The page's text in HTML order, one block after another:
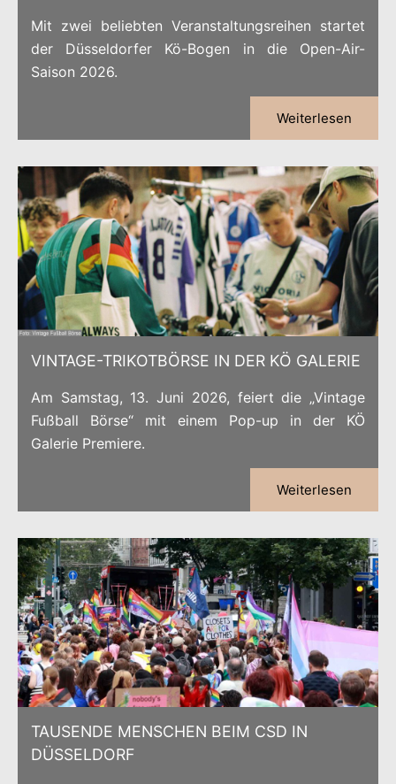
Mit zwei beliebten Veranstaltungsreihen startet
der Düsseldorfer Kö-Bogen in die Open-Air-
Saison 2026.
Weiterlesen
VINTAGE-TRIKOTBÖRSE IN DER KÖ GALERIE
Am Samstag, 13. Juni 2026, feiert die „Vintage
Fußball Börse“ mit einem Pop-up in der KÖ
Galerie Premiere.
Weiterlesen
TAUSENDE MENSCHEN BEIM CSD IN
DÜSSELDORF